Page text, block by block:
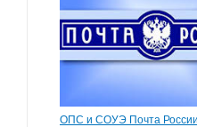
ОПС и СОУЭ Почта